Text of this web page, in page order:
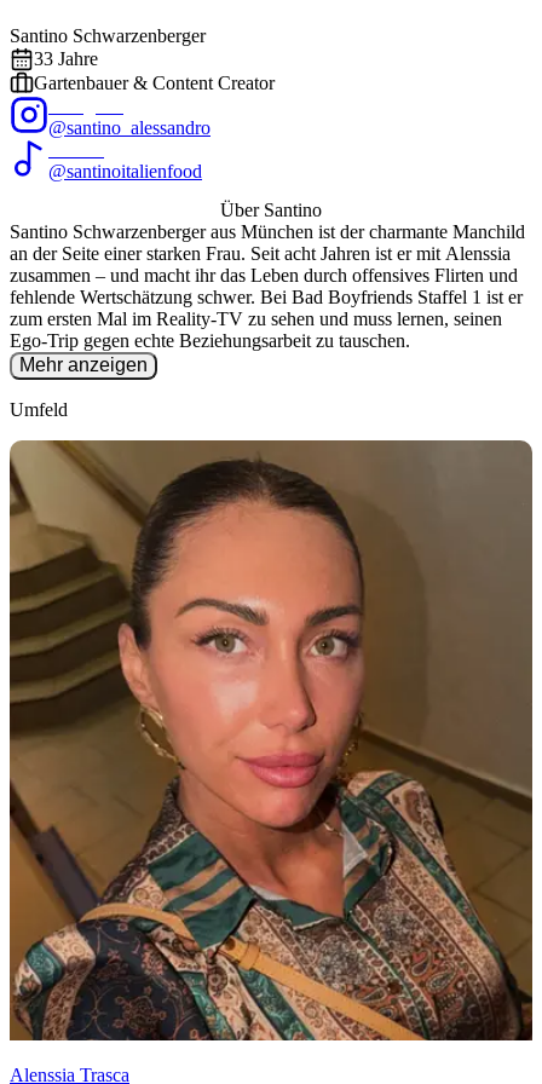
Santino Schwarzenberger
33 Jahre
Gartenbauer & Content Creator
@santino_alessandro
@santinoitalienfood
Über Santino
Santino Schwarzenberger aus München ist der charmante Manchild
an der Seite einer starken Frau. Seit acht Jahren ist er mit Alenssia
zusammen – und macht ihr das Leben durch offensives Flirten und
fehlende Wertschätzung schwer. Bei Bad Boyfriends Staffel 1 ist er
zum ersten Mal im Reality-TV zu sehen und muss lernen, seinen
Ego-Trip gegen echte Beziehungsarbeit zu tauschen.
Mehr anzeigen
Umfeld
Alenssia Trasca